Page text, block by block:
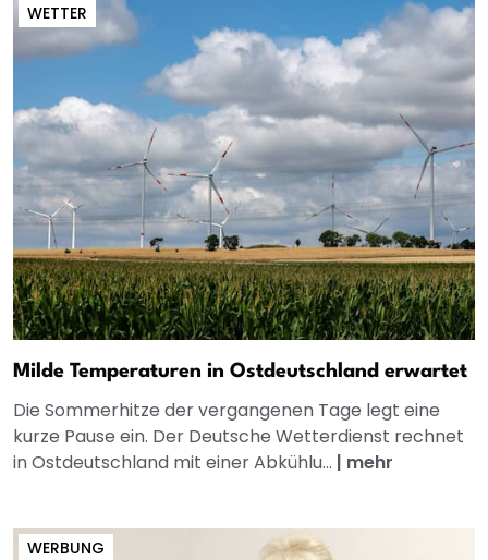
WETTER
Milde Temperaturen in Ostdeutschland erwartet
Die Sommerhitze der vergangenen Tage legt eine
kurze Pause ein. Der Deutsche Wetterdienst rechnet
in Ostdeutschland mit einer Abkühlu... | mehr
WERBUNG